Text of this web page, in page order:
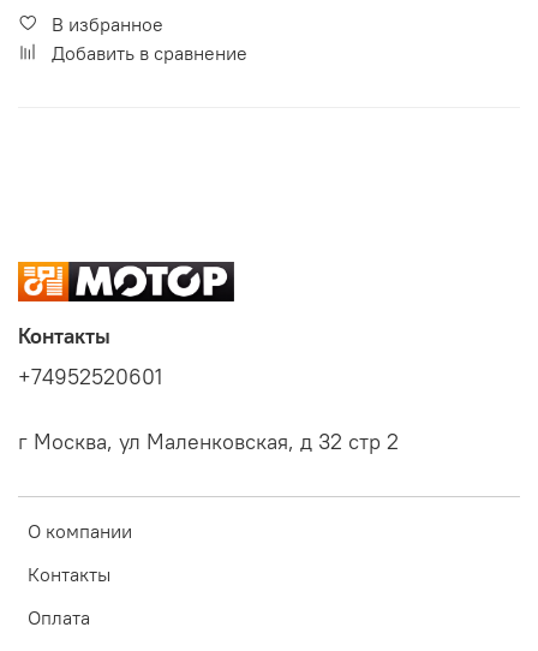
В избранное
Добавить в сравнение
О компании
Контакты
Оплата
Контакты
+74952520601
г Москва, ул Маленковская, д 32 стр 2